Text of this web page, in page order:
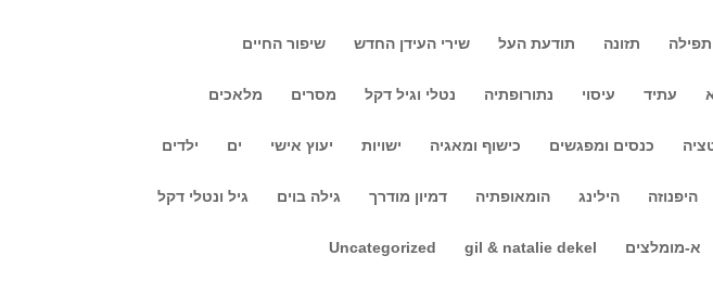
תפילה תזונה תודעת העל שירי העידן החדש שיפור החיים
עתיד עיסוי נתורופתיה נטלי וגיל דקל מסרים מלאכים
כנסים ומפגשים כישוף ומאגיה ישויות יעוץ אישי ים ילדים
היפנוזה הילינג הומאופתיה דמיון מודרך גילה בוים גיל ונטלי דקל
א-מומלצים gil & natalie dekel
Uncategorized
כוס הקפה ככוס גורלך וכסיפור חייך סדנא בת 8 מפגשים לקריאה בקפה עם ג'בר חביש ימי ראשון 19.3 בשעה 19:00 – מפגש שני עדיין
Recent Posts